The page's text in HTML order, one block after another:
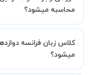
محاسبه میشود؟
در صورتیکه مایل هستید
صورت گروهی برگزار کنید،
کلاس زبان فرانسه
میشود؟